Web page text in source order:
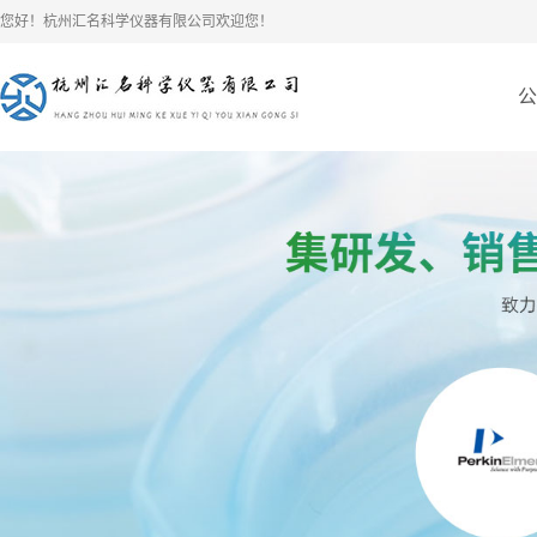
您好！杭州汇名科学仪器有限公司欢迎您！